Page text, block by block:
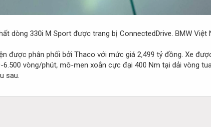
dòng 330i M Sport được trang bị ConnectedDrive. BMW
được phân phối bởi Thaco với mức giá 2,499 tỷ đồng. Xe
6.500 vòng/phút, mô-men xoắn cực đại 400 Nm tại dải vòng
sau.